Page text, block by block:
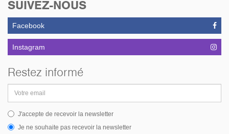
SUIVEZ-NOUS
Facebook
Instagram
Restez informé
email
J'accepte de recevoir la newsletter
Je ne souhaite pas recevoir la newsletter